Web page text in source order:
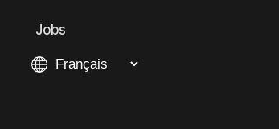
Jobs